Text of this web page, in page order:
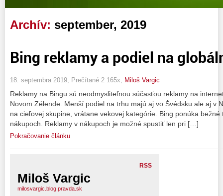
Archív: september, 2019
Bing reklamy a podiel na
18. septembra 2019, Prečítané 2 165x, Miloš Vargic
Reklamy na Bingu sú neodmysliteľnou súčasťou reklamy na
Novom Zélende. Menší podiel na trhu majú aj vo Švédsku ale aj v
na cieľovej skupine, vrátane vekovej kategórie. Bing ponúka
nákupoch. Reklamy v nákupoch je možné spustiť len pri […]
Pokračovanie článku
RSS
Miloš Vargic
milosvargic.blog.pravda.sk